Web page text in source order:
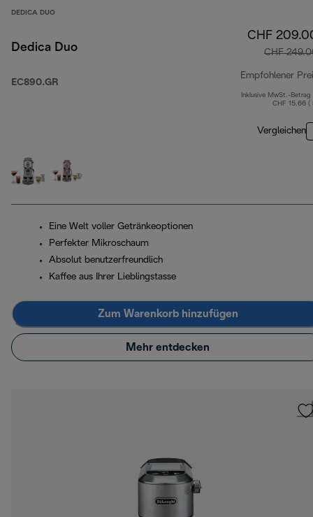
DEDICA DUO
Dedica Duo
EC890.GR
CHF
CHF
Empfohlener
Inklusive MwSt.-Betrag
CHF 15.66 (
Vergleichen
Eine Welt voller Getränkeoptionen
Perfekter Mikroschaum
Absolut benutzerfreundlich
Kaffee aus Ihrer Lieblingstasse
Zum Warenkorb hinzufügen
Mehr entdecken